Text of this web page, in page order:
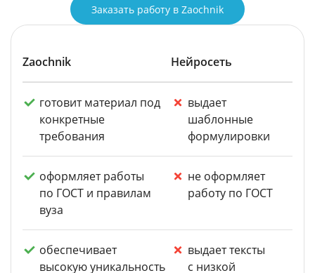
Заказать работу в Zaochnik
Zaochnik Нейросеть
готовит материал под
конкретные
требования
выдает
шаблонные
формулировки
оформляет работы
по ГОСТ и правилам
вуза
не оформляет
работу по ГОСТ
обеспечивает
высокую уникальность
выдает тексты
с низкой